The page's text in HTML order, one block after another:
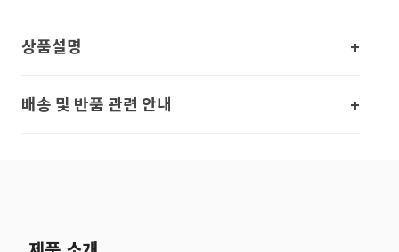
상품설명
배송 및 반품 관련 안내